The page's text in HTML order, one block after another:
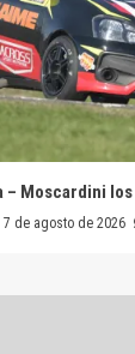
– Moscardini
7 de agosto de 2026